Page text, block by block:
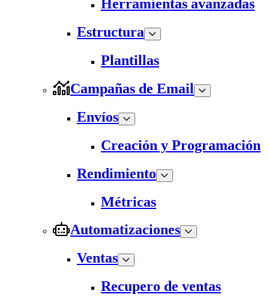
Herramientas avanzadas
Estructura
Plantillas
Campañas de Email
Envíos
Creación y Programación
Rendimiento
Métricas
Automatizaciones
Ventas
Recupero de ventas